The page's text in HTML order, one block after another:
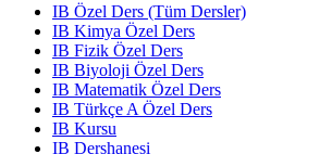
IB Özel Ders (Tüm Dersler)
IB Kimya Özel Ders
IB Fizik Özel Ders
IB Biyoloji Özel Ders
IB Matematik Özel Ders
IB Türkçe A Özel Ders
IB Kursu
IB Dershanesi